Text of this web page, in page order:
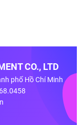
CO., LTD
phố Hồ Chí Minh